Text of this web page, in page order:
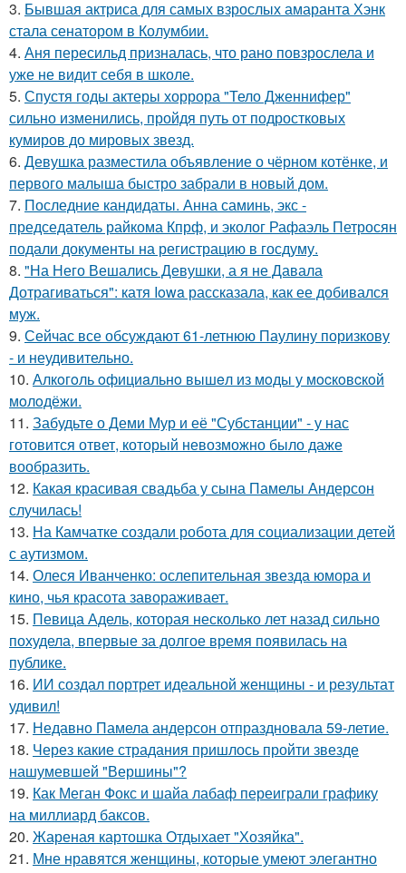
3. Бывшая актриса для самых взрослых амаранта Хэнк
стала сенатором в Колумбии.
4. Аня пересильд призналась, что рано повзрослела и
уже не видит себя в школе.
5. Спустя годы актеры хоррора "Тело Дженнифер"
сильно изменились, пройдя путь от подростковых
кумиров до мировых звезд.
6. Девушка разместила объявление о чёрном котёнке, и
первого малыша быстро забрали в новый дом.
7. Последние кандидаты. Анна саминь, экс -
председатель райкома Кпрф, и эколог Рафаэль Петросян
подали документы на регистрацию в госдуму.
8. "На Него Вешались Девушки, а я не Давала
Дотрагиваться": катя Iowa рассказала, как ее добивался
муж.
9. Сейчас все обсуждают 61-летнюю Паулину поризкову
- и неудивительно.
10. Алкoгoль oфициaльнo вышeл из мoды у мocкoвcкoй
мoлoдёжи.
11. Забудьте о Деми Мур и её "Субстанции" - у нас
готовится ответ, который невозможно было даже
вообразить.
12. Какая красивая свадьба у сына Памелы Андерсон
случилась!
13. На Камчатке создали робота для социализации детей
с аутизмом.
14. Олеся Иванченко: ослепительная звезда юмора и
кино, чья красота завораживает.
15. Певица Адель, которая несколько лет назад сильно
похудела, впервые за долгое время появилась на
публике.
16. ИИ создал портрет идеальной женщины - и результат
удивил!
17. Недавно Памела андерсон отпраздновала 59-летие.
18. Через какие страдания пришлось пройти звезде
нашумевшей "Вершины"?
19. Как Меган Фокс и шайа лабаф переиграли графику
на миллиард баксов.
20. Жареная картошка Отдыхает "Хозяйка".
21. Мне нравятся женщины, которые умеют элегантно